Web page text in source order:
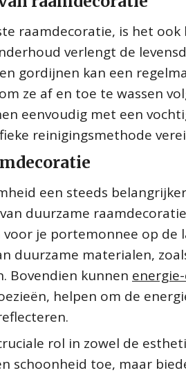
raamdecoratie, is het
verlengt de
gordijnen kan een
ze af en toe te wassen
eenvoudig met een
reinigingsmethode
een steeds
duurzame
je portemonnee op de
duurzame materialen,
Bovendien kunnen
helpen om de
rol in zowel de
schoonheid toe, maar